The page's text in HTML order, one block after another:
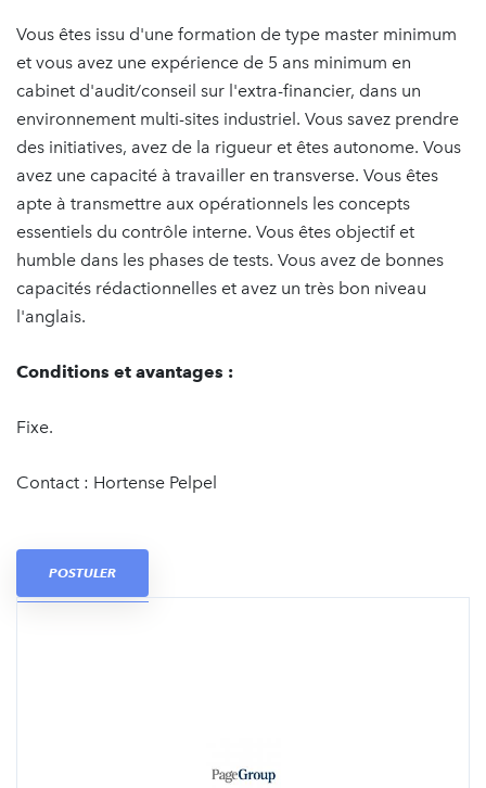
Vous êtes issu d'une formation de type master minimum
et vous avez une expérience de 5 ans minimum en
cabinet d'audit/conseil sur l'extra-financier, dans un
environnement multi-sites industriel. Vous savez prendre
des initiatives, avez de la rigueur et êtes autonome. Vous
avez une capacité à travailler en transverse. Vous êtes
apte à transmettre aux opérationnels les concepts
essentiels du contrôle interne. Vous êtes objectif et
humble dans les phases de tests. Vous avez de bonnes
capacités rédactionnelles et avez un très bon niveau
l'anglais.
Conditions et avantages :
Fixe.
Contact : Hortense Pelpel
POSTULER